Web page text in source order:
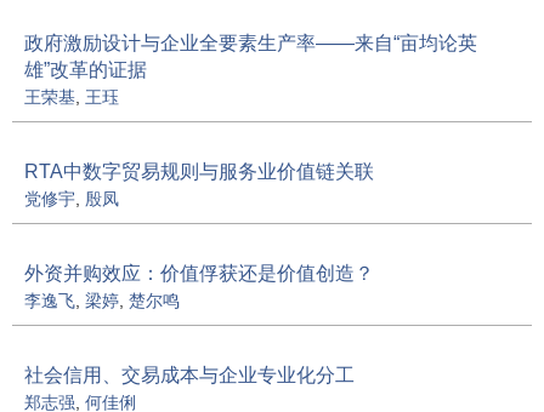
政府激励设计与企业全要素生产率——来自“亩均论英
雄”改革的证据
王荣基 王珏
RTA中数字贸易规则与服务业价值链关联
党修宇 殷凤
外资并购效应：价值俘获还是价值创造？
李逸飞 梁婷 楚尔鸣
社会信用、交易成本与企业专业化分工
郑志强 何佳俐